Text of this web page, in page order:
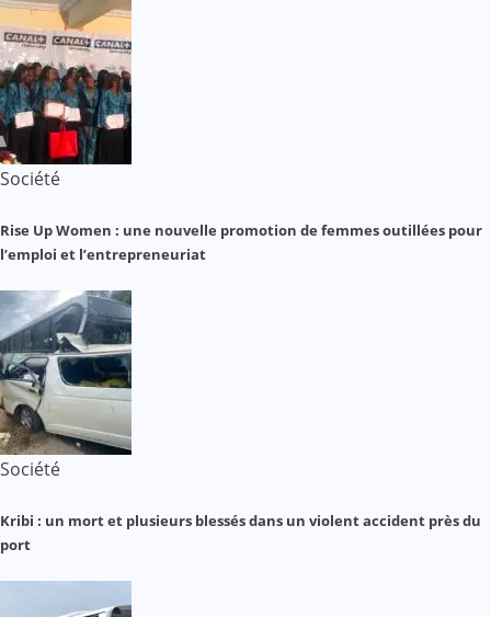
Société
Rise Up Women : une nouvelle promotion de femmes outillées pour
l’emploi et l’entrepreneuriat
Société
Kribi : un mort et plusieurs blessés dans un violent accident près du
port